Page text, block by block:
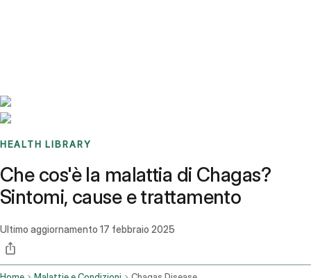
HEALTH LIBRARY
Che cos'è la malattia di Chagas?
Sintomi, cause e trattamento
Ultimo aggiornamento 17 febbraio 2025